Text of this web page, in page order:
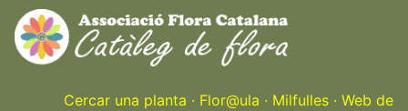
Skip
to
main
content
Cercar una planta · Flor@ula · Milfulles · Web de